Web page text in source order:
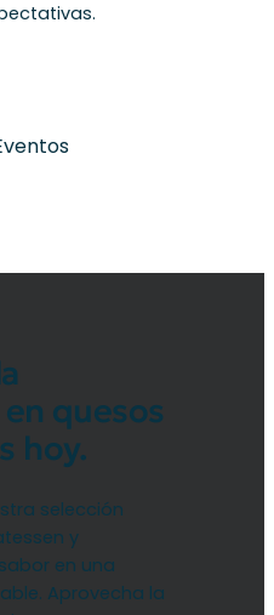
quesos
hoy.
selección
y
en una
Aprovecha la